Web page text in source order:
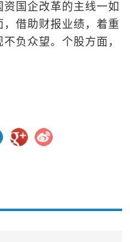
国企改革的主线一如
借助财报业绩，着重
负众望。个股方面，